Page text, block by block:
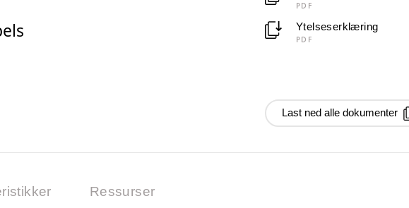
PDF
Ytelseserklæring
PDF
Last ned alle dokumenter
Ressurser